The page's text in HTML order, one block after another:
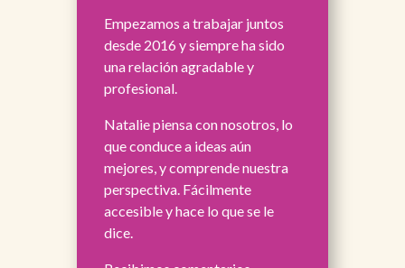
Empezamos a trabajar juntos
desde 2016 y siempre ha sido
una relación agradable y
profesional.
Natalie piensa con nosotros, lo
que conduce a ideas aún
mejores, y comprende nuestra
perspectiva. Fácilmente
accesible y hace lo que se le
dice.